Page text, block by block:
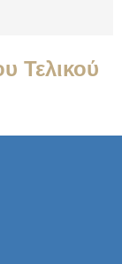
Τελικού